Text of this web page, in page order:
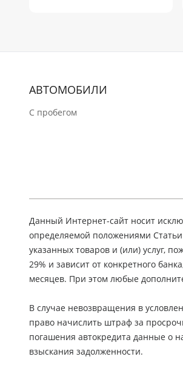
АВТОМОБИЛИ
C пробегом
Данный Интернет-сайт носит
определяемой положениями
указанных товаров и (или) услуг,
29% и зависит от конкретного
месяцев. При этом любые
В случае невозвращения в
право начислить штраф за
погашения автокредита данные о
взыскания задолженности.